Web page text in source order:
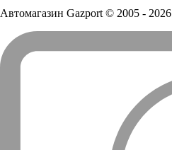
Автомагазин Gazport© 2005 -